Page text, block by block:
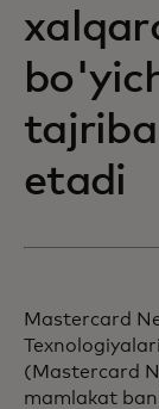
etadi
Mastercard
(Mastercard
mamlakat